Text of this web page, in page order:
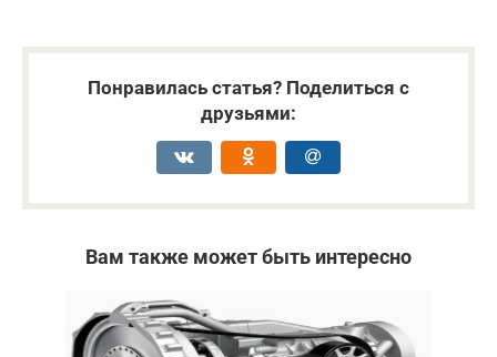
Понравилась статья? Поделиться с
друзьями:
Вам также может быть интересно